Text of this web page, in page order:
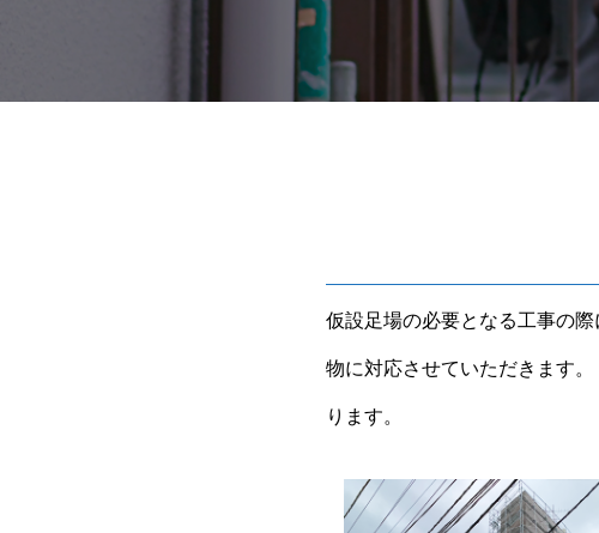
仮設足場の必要となる工事の
物に対応させていただきます
ります。